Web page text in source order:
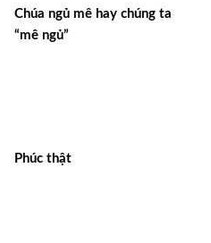
Chúa ngủ mê hay chúng ta
“mê ngủ”
Phúc thật